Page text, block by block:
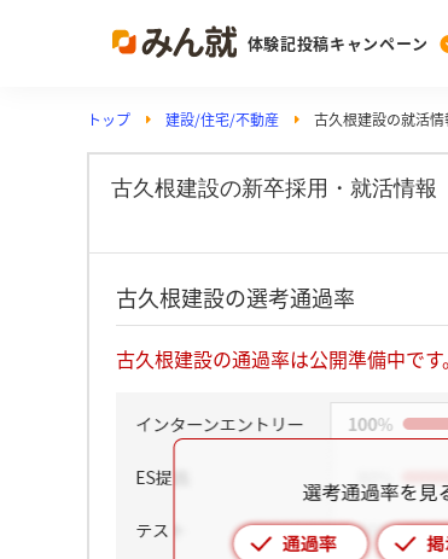
体験記投稿キャンペーン
Post
投稿する
ランキング
注目の企業
動画で知ろ
トップ 建設/住宅/不動産 古久根建設の就活情
古久根建設の新卒採用・就活情報
古久根建設の選考通過率
古久根建設の通過率は公開準備中で